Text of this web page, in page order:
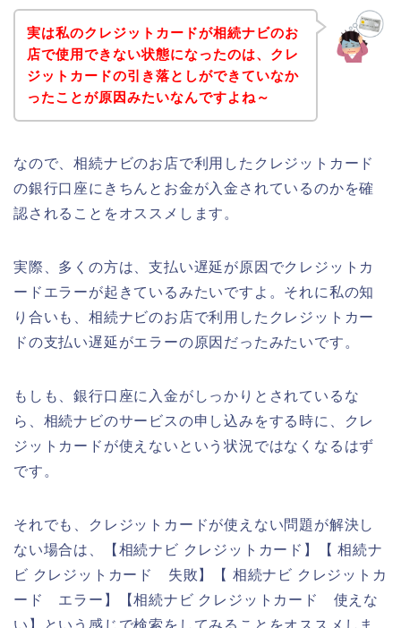
実は私のクレジットカードが相続ナビのお
店で使用できない状態になったのは、クレ
ジットカードの引き落としができていなか
ったことが原因みたいなんですよね～
なので、相続ナビのお店で利用したクレジットカード
の銀行口座にきちんとお金が入金されているのかを確
認されることをオススメします。
実際、多くの方は、支払い遅延が原因でクレジットカ
ードエラーが起きているみたいですよ。それに私の知
り合いも、相続ナビのお店で利用したクレジットカー
ドの支払い遅延がエラーの原因だったみたいです。
もしも、銀行口座に入金がしっかりとされているな
ら、相続ナビのサービスの申し込みをする時に、クレ
ジットカードが使えないという状況ではなくなるはず
です。
それでも、クレジットカードが使えない問題が解決し
ない場合は、【相続ナビ クレジットカード】【 相続ナ
ビ クレジットカード 失敗】【 相続ナビ クレジットカ
ード エラー】【相続ナビ クレジットカード 使えな
い】という感じで検索をしてみることをオススメしま